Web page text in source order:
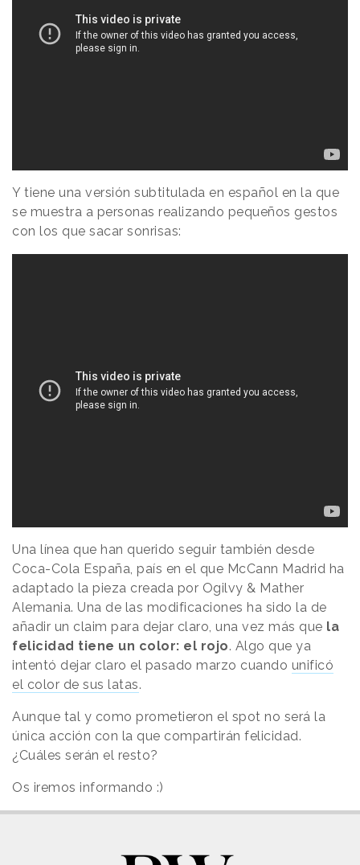
Y tiene una versión subtitulada en español en la que
se muestra a personas realizando pequeños gestos
con los que sacar sonrisas:
Una línea que han querido seguir también desde
Coca-Cola España, país en el que McCann Madrid ha
adaptado la pieza creada por Ogilvy & Mather
Alemania. Una de las modificaciones ha sido la de
añadir un claim para dejar claro, una vez más que la
felicidad tiene un color: el rojo. Algo que ya
intentó dejar claro el pasado marzo cuando unificó
el color de sus latas.
Aunque tal y como prometieron el spot no será la
única acción con la que compartirán felicidad.
¿Cuáles serán el resto?
Os iremos informando :)